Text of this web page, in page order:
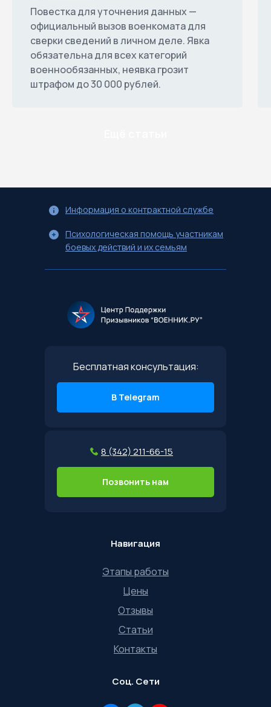
Повестка для уточнения данных —
официальный вызов военкомата для
сверки сведений в личном деле. Явка
обязательна для всех категорий
военнообязанных, неявка грозит
штрафом до 30 000 рублей.
Отзывы
Контакты
Цены
Статьи
Навигация
Этапы работы
Соц. Сети
Бесплатная консультация:
В Telegram
8 (342) 211-66-15
Позвонить нам
Информация о контрактной службе
Психологическая помощь участникам
боевых действий и их семьям